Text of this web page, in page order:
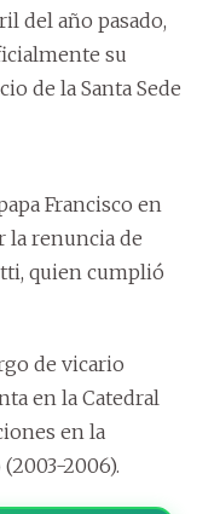
del año pasado,
su
de la Santa Sede
Francisco en
la renuncia de
quien cumplió
de vicario
en la Catedral
en la
2006).